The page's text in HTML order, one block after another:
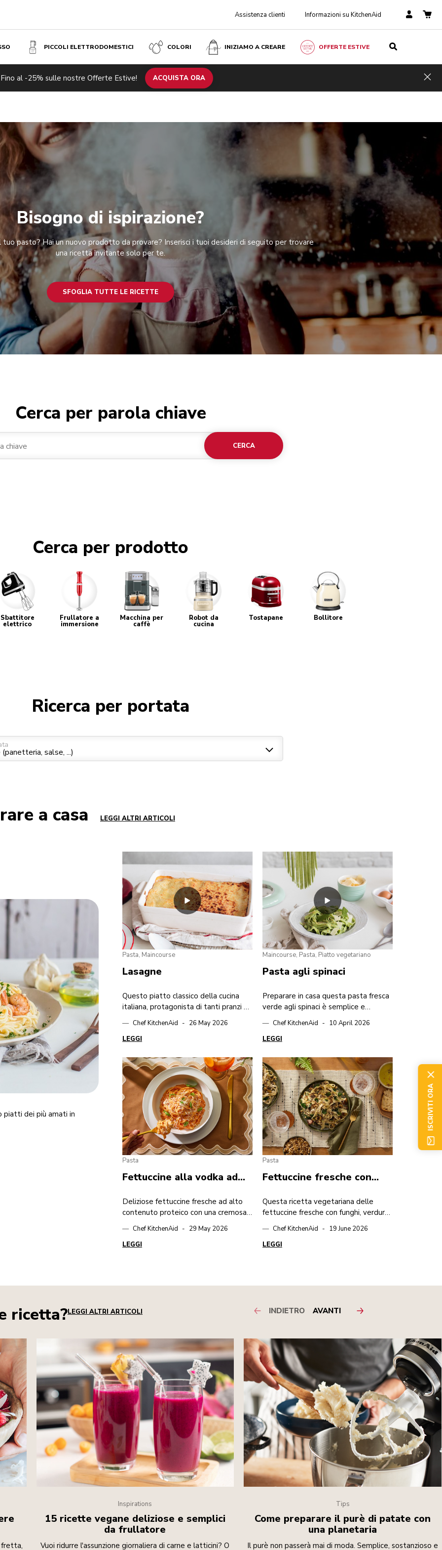
Assistenza clienti Informazioni su KitchenAid
PICCOLI ELETTRODOMESTICI COLORI INIZIAMO A CREARE OFFERTE ESTIVE
Fino al -25% sulle nostre Offerte Estive! ACQUISTA ORA
Bisogno di ispirazione?
tuo pasto? Hai un nuovo prodotto da provare? Inserisci i tuoi desideri di seguito per trovare
una ricetta invitante solo per te.
SFOGLIA TUTTE LE RICETTE
Cerca per parola chiave
CERCA
Cerca per prodotto
Sbattitore
elettrico
Frullatore a
immersione
Macchina per
caffè
Robot da
cucina
Tostapane Bollitore
Ricerca per portata
a casa LEGGI ALTRI ARTICOLI
piatti dei più amati in
Pasta, Maincourse
Lasagne
Questo piatto classico della cucina
italiana, protagonista di tanti pranzi di
famiglia, è realizzato con lasagne
Chef KitchenAid
26 May 2026
LEGGI
GO TO DETAIL PAGE
Maincourse, Pasta, Piatto vegetariano
Pasta agli spinaci
Preparare in casa questa pasta fresca
verde agli spinaci è semplice e
gustoso.
Chef KitchenAid
10 April 2026
LEGGI
GO TO DETAIL PAGE
Pasta
Fettuccine alla vodka ad
Deliziose fettuccine fresche ad alto
contenuto proteico con una cremosa
salsa alla vodka.
Chef KitchenAid
29 May 2026
LEGGI
GO TO DETAIL PAGE
Pasta
Fettuccine fresche con
Questa ricetta vegetariana delle
fettuccine fresche con funghi, verdure
e noci combina la ricchezza della pasta
condimento genuino. Perfetta per una
Chef KitchenAid
19 June 2026
LEGGI
GO TO DETAIL PAGE
ricetta?LEGGI ALTRI ARTICOLI INDIETRO AVANTI
fretta,
Inspirations
15 ricette vegane deliziose e semplici
da frullatore
Vuoi ridurre l'assunzione giornaliera di carne e latticini? O
Tips
Come preparare il purè di patate con
una planetaria
Il purè non passerà mai di moda. Semplice, sostanzioso e
ISCRIVITI ORA